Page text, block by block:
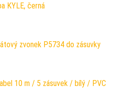
KYLE, černá
zvonek P5734 do zásuvky
10 m / 5 zásuvek / bílý / PVC